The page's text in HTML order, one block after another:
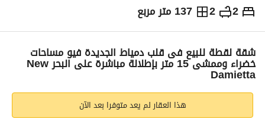
2
2 137 متر مربع ج.م5,500,990
الاماكن القريبة
شقة لقطة للبيع فى قلب دمياط الجديدة فيو مساحات
خضراء وممشى 15 متر بإطلالة مباشرة على البحر New
Damietta
هذا العقار لم يعد متوفرا بعد الآن